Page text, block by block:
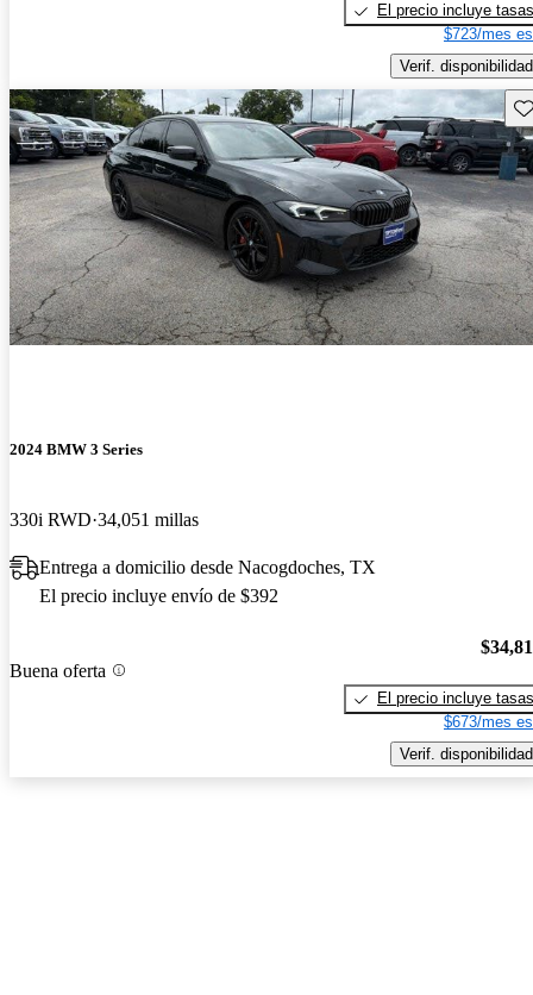
El precio incluye tasas
$723/mes
Verif. disponibilidad
2024 BMW 3 Series
330i RWD 34,051 millas
Entrega a domicilio desde Nacogdoches, TX
El precio incluye envío de $392
Buena oferta
El precio incluye tasas
$673/mes
Verif. disponibilidad